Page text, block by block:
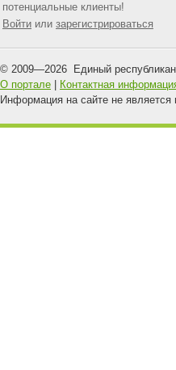
потенциальные клиенты!
Войти или зарегистрироваться
© 2009—2026 Единый
О портале
Контактная
Информация на сайте не является